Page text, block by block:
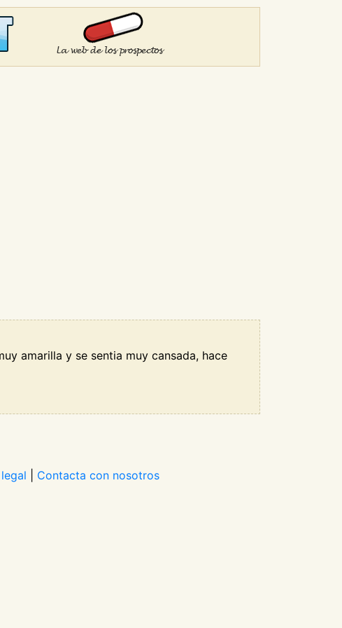
amarilla y se sentia muy cansada, hace
Contacta con nosotros